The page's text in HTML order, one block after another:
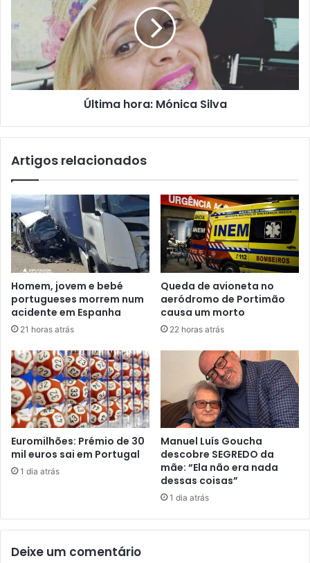
Última hora: Mónica Silva
Artigos relacionados
Homem, jovem e bebé
portugueses morrem num
acidente em Espanha
21 horas atrás
Queda de avioneta no
aeródromo de Portimão
causa um morto
22 horas atrás
Euromilhões: Prémio de 30
mil euros sai em Portugal
1 dia atrás
Manuel Luís Goucha
descobre SEGREDO da
mãe: “Ela não era nada
dessas coisas”
1 dia atrás
Deixe um comentário